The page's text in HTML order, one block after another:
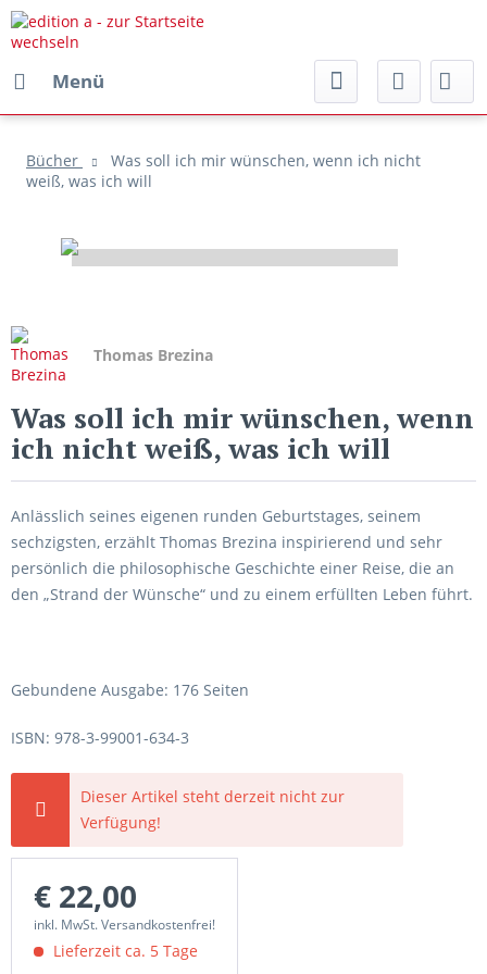
Menü
Bücher
Was soll ich mir wünschen, wenn ich nicht
weiß, was ich will
Thomas Brezina
Was soll ich mir wünschen, wenn
ich nicht weiß, was ich will
Anlässlich seines eigenen runden Geburtstages, seinem
sechzigsten, erzählt Thomas Brezina inspirierend und sehr
persönlich die philosophische Geschichte einer Reise, die an
den „Strand der Wünsche“ und zu einem erfüllten Leben führt.
Gebundene Ausgabe: 176 Seiten
ISBN: 978-3-99001-634-3
Dieser Artikel steht derzeit nicht zur
Verfügung!
€ 22,00
inkl. MwSt. Versandkostenfrei!
Lieferzeit ca. 5 Tage